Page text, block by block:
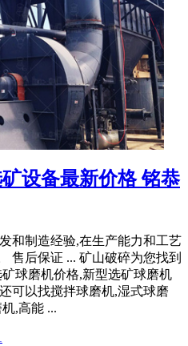
设备最新价格 铭恭
和制造经验,在生产能力和工艺
售后保证 ... 矿山破碎为您找到
球磨机价格,新型选矿球磨机
可以找搅拌球磨机,湿式球磨
,高能 ...